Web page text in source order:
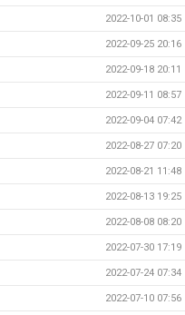
2022-10-01 08:35
2022-09-25 20:16
2022-09-18 20:11
2022-09-11 08:57
2022-09-04 07:42
2022-08-27 07:20
2022-08-21 11:48
2022-08-13 19:25
2022-08-08 08:20
2022-07-30 17:19
2022-07-24 07:34
2022-07-10 07:56